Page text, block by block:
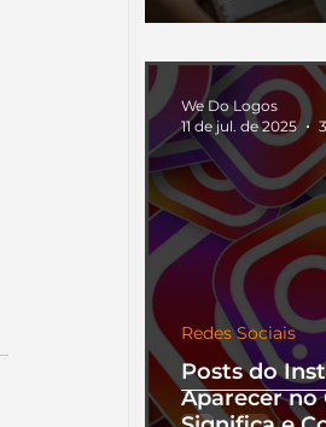
Posts do
Aparecer no
Redes Sociais
We Do Logos
11 de jul. de 2025